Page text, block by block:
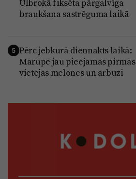
Ulbrokā fiksēta pārgalvīga
braukšana sastrēguma laikā
5 Pērc jebkurā diennakts laikā:
Mārupē jau pieejamas pirmās
vietējās melones un arbūzi